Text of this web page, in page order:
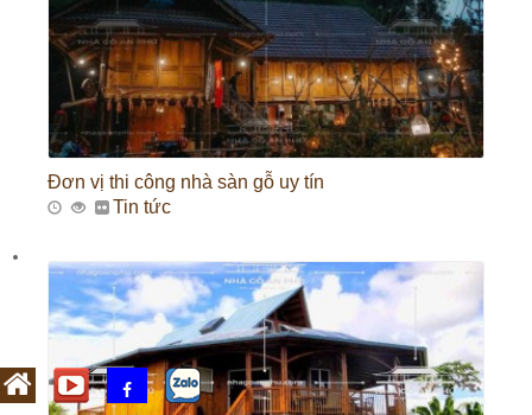
Đơn vị thi công nhà sàn gỗ uy tín
Tin tức